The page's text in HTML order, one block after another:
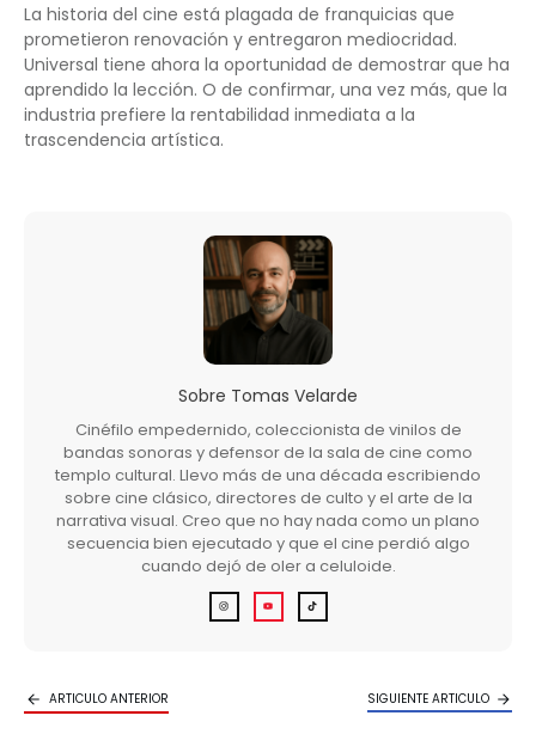
La historia del cine está plagada de franquicias que
prometieron renovación y entregaron mediocridad.
Universal tiene ahora la oportunidad de demostrar que ha
aprendido la lección. O de confirmar, una vez más, que la
industria prefiere la rentabilidad inmediata a la
trascendencia artística.
Sobre Tomas Velarde
Cinéfilo empedernido, coleccionista de vinilos de
bandas sonoras y defensor de la sala de cine como
templo cultural. Llevo más de una década escribiendo
sobre cine clásico, directores de culto y el arte de la
narrativa visual. Creo que no hay nada como un plano
secuencia bien ejecutado y que el cine perdió algo
cuando dejó de oler a celuloide.
ARTICULO ANTERIOR SIGUIENTE ARTICULO